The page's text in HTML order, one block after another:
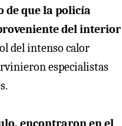
de que la policía
del interior
del intenso calor
especialistas
encontraron en el